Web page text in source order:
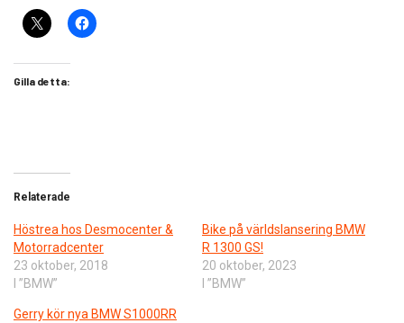
Gilla detta:
Relaterade
Höstrea hos Desmocenter &
Motorradcenter
23 oktober, 2018
I ”BMW”
Bike på världslansering BMW
R 1300 GS!
20 oktober, 2023
I ”BMW”
Gerry kör nya BMW S1000RR